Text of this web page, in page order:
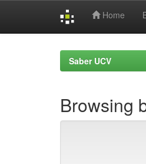
Home
Saber UCV
Browsing